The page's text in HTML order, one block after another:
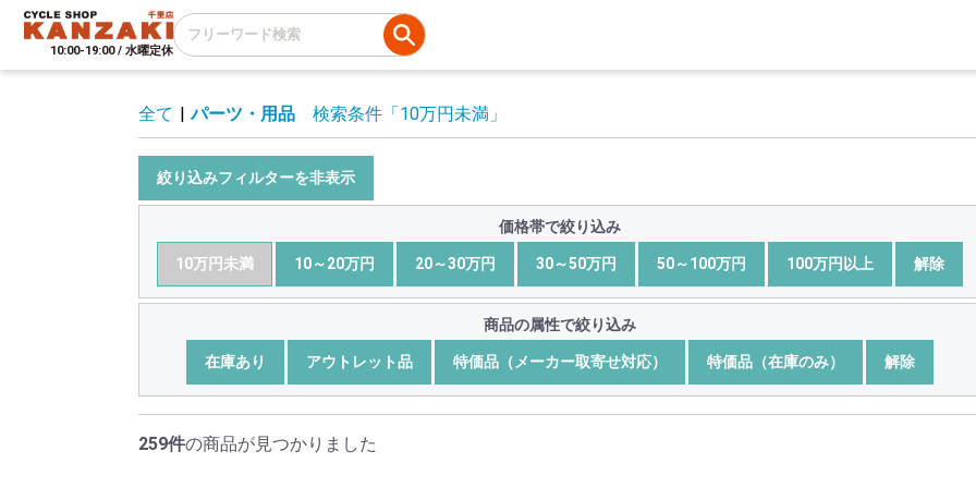
10:00-19:00 / 水曜定休
全て | パーツ・用品 検索条件 「10万円未満」
絞り込みフィルターを非表示
価格帯で絞り込み
10万円未満 10～20万円 20～30万円 30～50万円 50～100万円 100万円以上 解除
商品の属性で絞り込み
在庫あり アウトレット品 特価品（メーカー取寄せ対応） 特価品（在庫のみ） 解除
259件の商品が見つかりました